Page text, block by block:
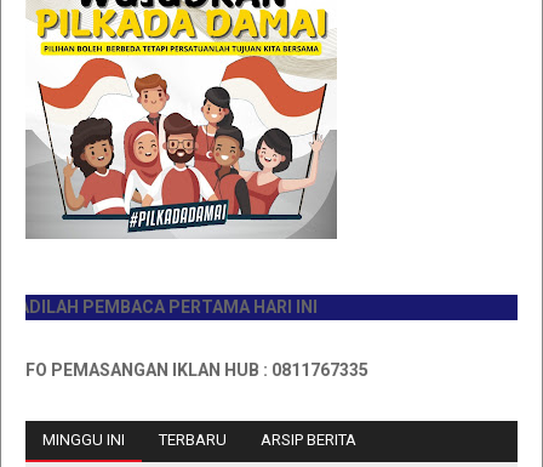
PEMBACA PERTAMA HARI INI
PEMASANGAN IKLAN HUB : 0811767335
MINGGU INI TERBARU ARSIP BERITA